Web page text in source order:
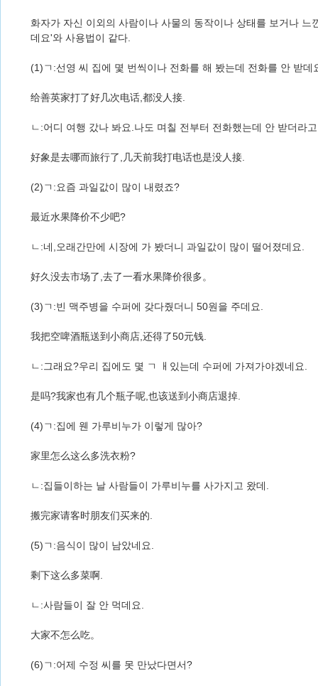
화자가 자신 이외의 사람이나 사물의 동작이나 상태를 보거나 느
데요'와 사용법이 같다.
(1)ㄱ:선영 씨 집에 몇 번씩이나 전화를 해 봤는데 전화를 안 받데
给善英家打了好几次电话,都没人接.
ㄴ:어디 여행 갔나 봐요.나도 며칠 전부터 전화했는데 안 받더라
好象是去哪而旅行了,几天前我打电话也是没人接.
(2)ㄱ:요즘 과일값이 많이 내렸죠?
最近水果降价不少吧?
ㄴ:네,오래간만에 시장에 가 봤더니 과일값이 많이 떨어졌데요.
好久没去市场了,去了一看水果降价很多。
(3)ㄱ:빈 맥주병을 수퍼에 갖다줬더니 50원을 주데요.
我把空啤酒瓶送到小商店,还得了50元钱.
ㄴ:그래요?우리 집에도 몇 ㄱ ㅐ있는데 수퍼에 가져가야겠네요.
是吗?我家也有几个瓶子呢,也该送到小商店退掉.
(4)ㄱ:집에 웬 가루비누가 이렇게 많아?
家里怎么这么多洗衣粉?
ㄴ:집들이하는 날 사람들이 가루비누를 사가지고 왔데.
搬完家请客时朋友们买来的.
(5)ㄱ:음식이 많이 남았네요.
剩下这么多菜啊.
ㄴ:사람들이 잘 안 먹데요.
大家不怎么吃。
(6)ㄱ:어제 수정 씨를 못 만났다면서?